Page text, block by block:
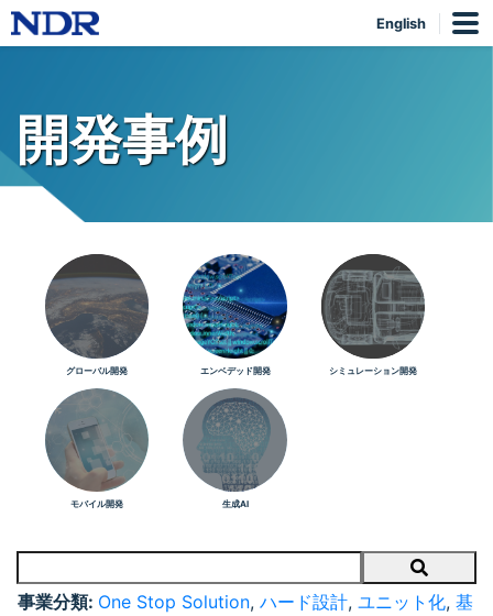
English
開発事例
グローバル開発 エンベデッド開発 シミュレーション開発
モバイル開発 生成AI
Search
事業分類: One Stop Solution, ハード設計, ユニット化, 基